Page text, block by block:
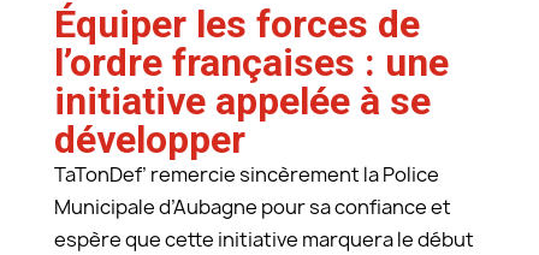
Équiper les forces de
l’ordre françaises : une
initiative appelée à se
développer
TaTonDef’ remercie sincèrement la Police
Municipale d’Aubagne pour sa confiance et
espère que cette initiative marquera le début